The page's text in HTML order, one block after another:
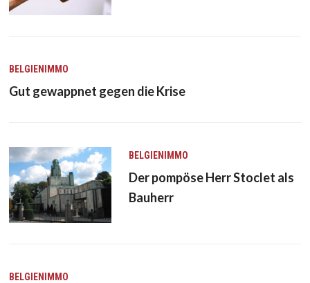
BELGIENIMMO
Gut gewappnet gegen die Krise
BELGIENIMMO
Der pompöse Herr Stoclet als
Bauherr
BELGIENIMMO